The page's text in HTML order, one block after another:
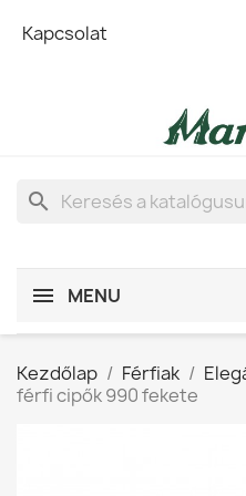
Kapcsolat
search
MENU
Kezdőlap Férfiak
férfi cipők 990 fekete